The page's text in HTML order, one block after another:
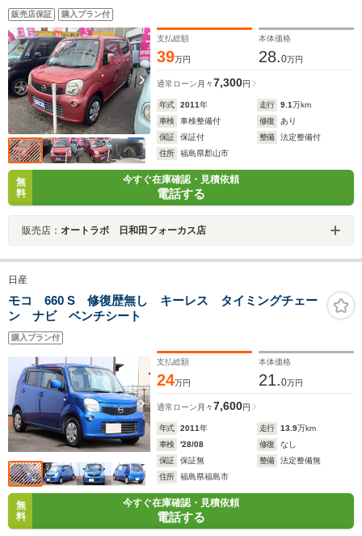
販売店保証 購入プラン付
支払総額
39万円
本体価格
28.0万円
通常ローン 月々7,300円
年式 2011年 走行 9.1万km
車検
車検整備付 修復
あり
保証
保証付 整備
法定整備付
住所
福島県郡山市
無
料
今すぐ在庫確認・見積依頼
電話する
販売店： オートラボ 日和田フォーカス店
日産
モコ 660 S 修復歴無し キーレス タイミングチェー
ン ナビ ベンチシート
購入プラン付
支払総額
24万円
本体価格
21.0万円
通常ローン 月々7,600円
年式 2011年 走行 13.9万km
車検
'28/08 修復
なし
保証
保証無 整備
法定整備無
住所
福島県福島市
無
料
今すぐ在庫確認・見積依頼
電話する